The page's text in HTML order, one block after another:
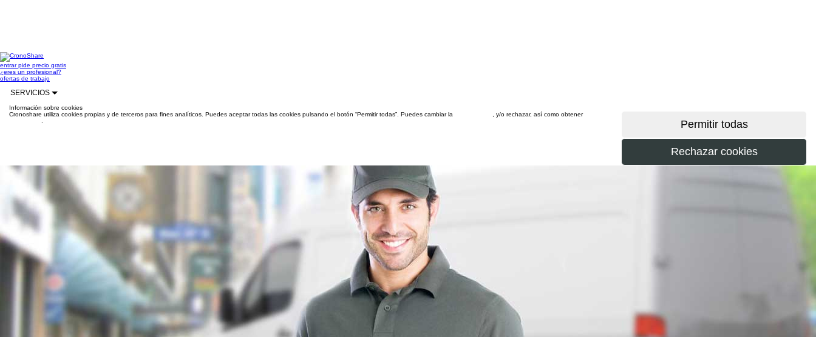
entrarpide precio gratis
¿eres un profesional?
ofertas de trabajo
SERVICIOS
Información sobre cookies
Cronoshare utiliza cookies propias y de terceros para fines analíticos. Puedes aceptar todas las cookies pulsando el botón “Permitir todas”. Puedes cambiar la
, y/o rechazar, así como obtener